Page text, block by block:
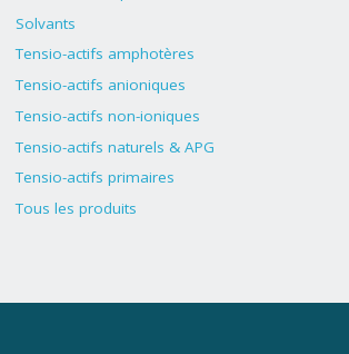
Solvants
Tensio-actifs amphotères
Tensio-actifs anioniques
Tensio-actifs non-ioniques
Tensio-actifs naturels & APG
Tensio-actifs primaires
Tous les produits